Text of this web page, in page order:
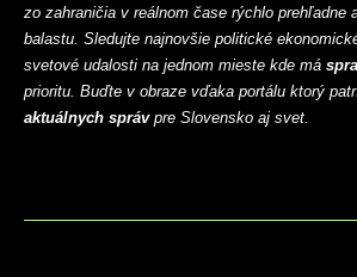
zo zahraničia v reálnom čase rýchlo prehľadne
balastu. Sledujte najnovšie politické
svetové udalosti na jednom mieste kde má
prioritu. Buďte v obraze vďaka portálu ktorý
aktuálnych správpre Slovensko aj svet.